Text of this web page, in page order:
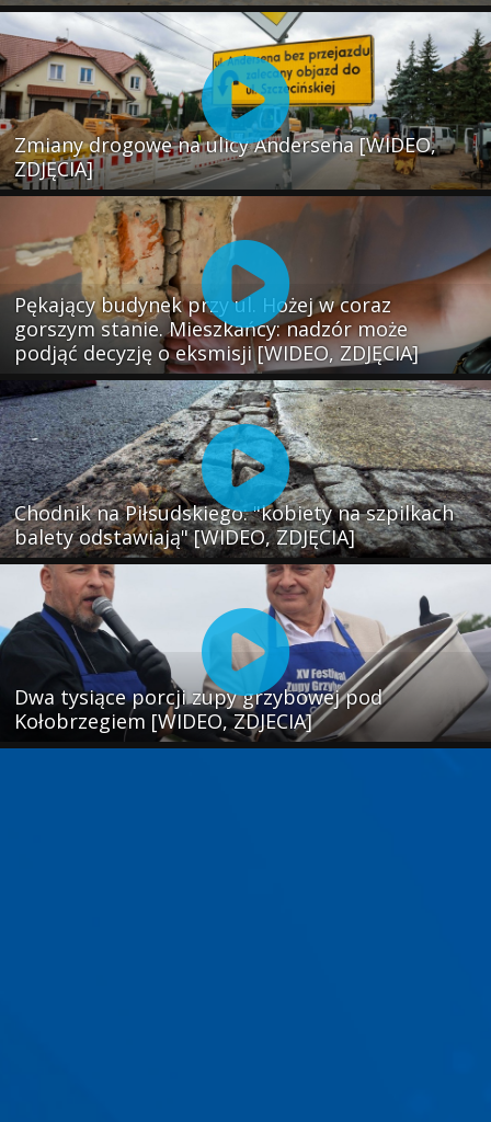
Zmiany drogowe na ulicy Andersena [WIDEO,
ZDJĘCIA]
Pękający budynek przy ul. Hożej w coraz
gorszym stanie. Mieszkańcy: nadzór może
podjąć decyzję o eksmisji [WIDEO, ZDJĘCIA]
Chodnik na Piłsudskiego: "kobiety na szpilkach
balety odstawiają" [WIDEO, ZDJĘCIA]
Dwa tysiące porcji zupy grzybowej pod
Kołobrzegiem [WIDEO, ZDJECIA]